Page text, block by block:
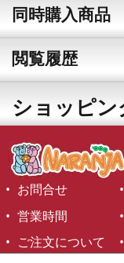
同時購入商品
閲覧履歴
ショッピ
お問合せ
営業時間
ご注文について